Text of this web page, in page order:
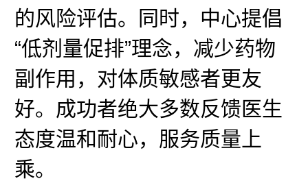
的风险评估。同时，中心提倡
“低剂量促排”理念，减少药物
副作用，对体质敏感者更友
好。成功者绝大多数反馈医生
态度温和耐心，服务质量上
乘。